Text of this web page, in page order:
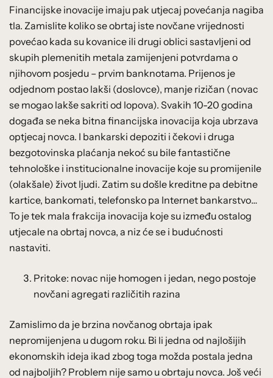
Financijske inovacije imaju pak utjecaj povećanja nagiba
tla. Zamislite koliko se obrtaj iste novčane vrijednosti
povećao kada su kovanice ili drugi oblici sastavljeni od
skupih plemenitih metala zamijenjeni potvrdama o
njihovom posjedu – prvim banknotama. Prijenos je
odjednom postao lakši (doslovce), manje rizičan (novac
se mogao lakše sakriti od lopova). Svakih 10-20 godina
događa se neka bitna financijska inovacija koja ubrzava
optjecaj novca. I bankarski depoziti i čekovi i druga
bezgotovinska plaćanja nekoć su bile fantastične
tehnološke i institucionalne inovacije koje su promijenile
(olakšale) život ljudi. Zatim su došle kreditne pa debitne
kartice, bankomati, telefonsko pa Internet bankarstvo…
To je tek mala frakcija inovacija koje su između ostalog
utjecale na obrtaj novca, a niz će se i budućnosti
nastaviti.
Pritoke: novac nije homogen i jedan, nego postoje
novčani agregati različitih razina
Zamislimo da je brzina novčanog obrtaja ipak
nepromijenjena u dugom roku. Bi li jedna od najlošijih
ekonomskih ideja ikad zbog toga možda postala jedna
od najboljih? Problem nije samo u obrtaju novca. Još veći